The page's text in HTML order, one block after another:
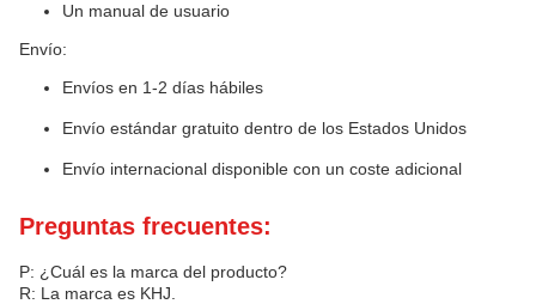
Un manual de usuario
Envío:
Envíos en 1-2 días hábiles
Envío estándar gratuito dentro de los Estados Unidos
Envío internacional disponible con un coste adicional
Preguntas frecuentes:
P: ¿Cuál es la marca del producto?
R: La marca es KHJ.